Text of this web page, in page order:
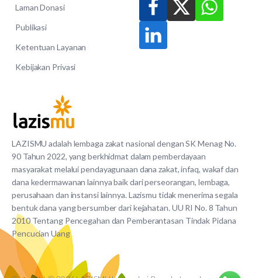
LAZISMU adalah lembaga zakat nasional dengan SK Menag No.
90 Tahun 2022, yang berkhidmat dalam pemberdayaan
masyarakat melalui pendayagunaan dana zakat, infaq, wakaf dan
dana kedermawanan lainnya baik dari perseorangan, lembaga,
perusahaan dan instansi lainnya. Lazismu tidak menerima segala
bentuk dana yang bersumber dari kejahatan. UU RI No. 8 Tahun
2010 Tentang Pencegahan dan Pemberantasan Tindak Pidana
Pencucian Uang
Laman Donasi
Publikasi
Ketentuan Layanan
Kebijakan Privasi